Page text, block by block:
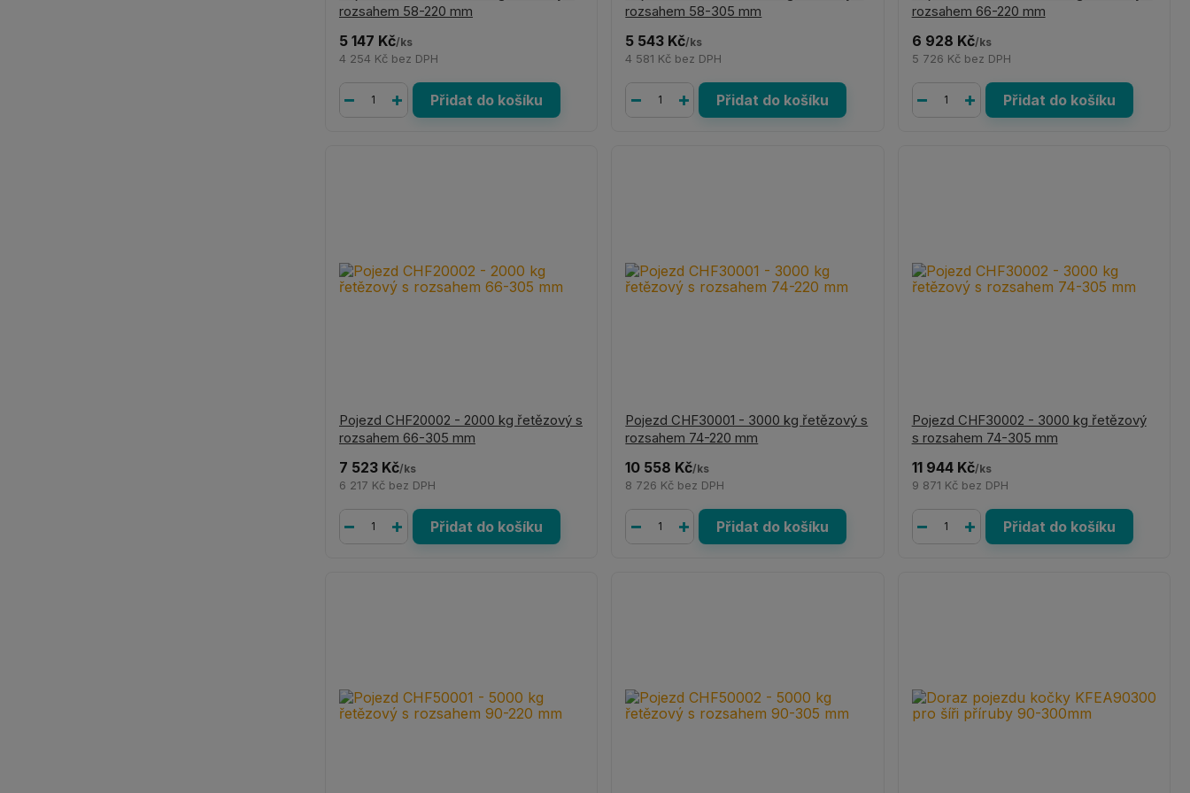
rozsahem 58-220 mm
5 147 Kč/ks
4 254 Kč bez DPH
Přidat do košíku
rozsahem 58-305 mm
5 543 Kč/ks
4 581 Kč bez DPH
Přidat do košíku
rozsahem 66-220 mm
6 928 Kč/ks
5 726 Kč bez DPH
Přidat do košíku
Pojezd CHF20002 - 2000 kg řetězový s
rozsahem 66-305 mm
7 523 Kč/ks
6 217 Kč bez DPH
Přidat do košíku
Pojezd CHF30001 - 3000 kg řetězový s
rozsahem 74-220 mm
10 558 Kč/ks
8 726 Kč bez DPH
Přidat do košíku
Pojezd CHF30002 - 3000 kg řetězový
s rozsahem 74-305 mm
11 944 Kč/ks
9 871 Kč bez DPH
Přidat do košíku